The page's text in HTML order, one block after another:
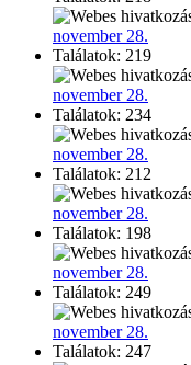
november 28.
Találatok: 219
november 28.
Találatok: 234
november 28.
Találatok: 212
november 28.
Találatok: 198
november 28.
Találatok: 249
november 28.
Találatok: 247